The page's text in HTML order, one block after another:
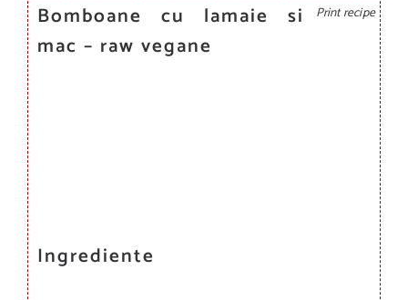
Bomboane cu lamaie si
mac – raw vegane
Print recipe
Ingrediente